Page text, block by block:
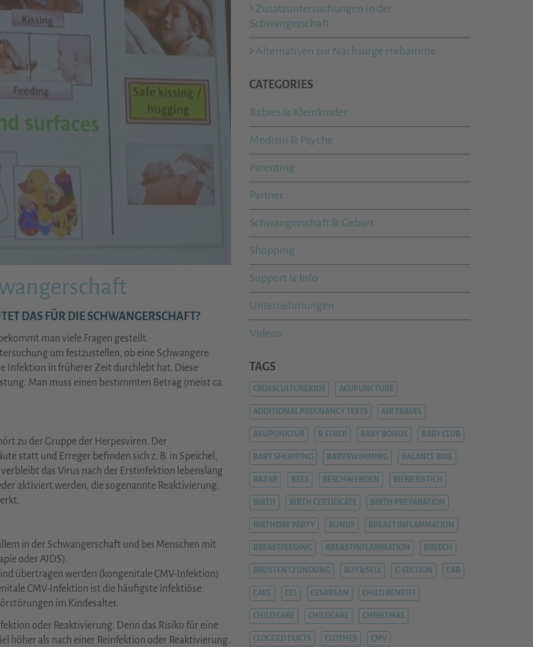
DAS FÜR DIE SCHWANGERSCHAFT?
man viele Fragen gestellt.
um festzustellen, ob eine Schwangere
Infektion in früherer Zeit durchlebt hat. Diese
Man muss einen bestimmten Betrag (meist ca.
zu der Gruppe der Herpesviren. Der
statt und Erreger befinden sich z. B. in Speichel,
das Virus nach der Erstinfektion lebenslang
aktiviert werden, die sogenannte Reaktivierung.
in der Schwangerschaft und bei Menschen mit
oder AIDS).
übertragen werden (kongenitale CMV-Infektion)
CMV-Infektion ist die häufigste infektiöse
im Kindesalter.
oder Reaktivierung. Denn das Risiko für eine
höher als nach einer Reinfektion oder Reaktivierung.
Zusatzuntersuchungen in der
Schwangerschaft
Alternativen zur Nachsorge Hebamme
CATEGORIES
Babies & Kleinkinder
Medizin & Psyche
Parenting
Partner
Schwangerschaft & Geburt
Shopping
Support & Info
Unternehmungen
Videos
TAGS
CROSSCULTUREKIDS ACUPUNCTURE
ADDITIONAL PREGNANCY TESTS AIR TRAVEL
AKUPUNKTUR B STREP BABY BONUS BABY CLUB
BABY SHOPPING BABYSWIMMING BALANCE BIKE
BAZAR BEES BESCHWERDEN BIENENSTICH
BIRTH BIRTH CERTIFICATE BIRTH PREPARATION
BIRTHDAY PARTY BONUS BREAST INFLAMMATION
BREASTFEEDING BREASTINFLAMMATION BREECH
BRUSTENTZÜNDUNG BUY&SELL C-SECTION CAB
CAKE CEL CESAREAN CHILD BENEFIT
CHILD CARE CHILDCARE CHRISTMAS
CLOGGED DUCTS CLOTHES CMV